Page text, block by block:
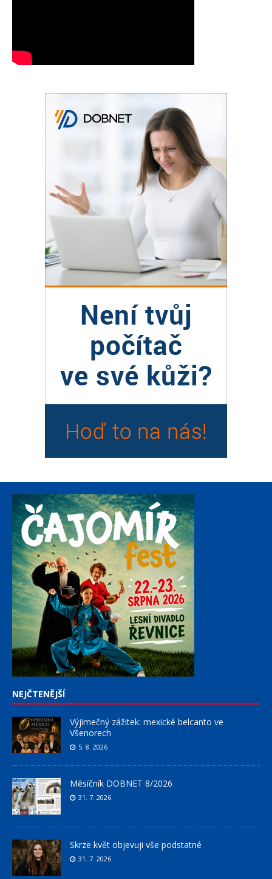
NEJČTENĚJŠÍ
Výjimečný zážitek: mexické belcanto ve
Všenorech
5. 8. 2026
Měsíčník DOBNET 8/2026
31. 7. 2026
Skrze květ objevuji vše podstatné
31. 7. 2026